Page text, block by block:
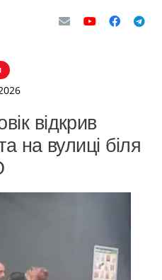
відкрив
на вулиці біля